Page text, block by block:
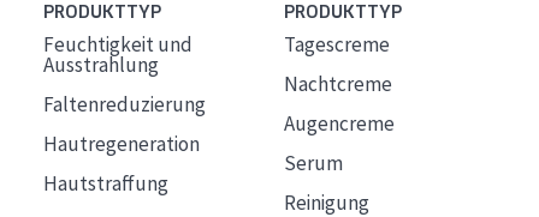
PRODUKTTYP
Feuchtigkeit und
Ausstrahlung
Faltenreduzierung
Hautregeneration
Hautstraffung
PRODUKTTYP
Tagescreme
Nachtcreme
Augencreme
Serum
Reinigung